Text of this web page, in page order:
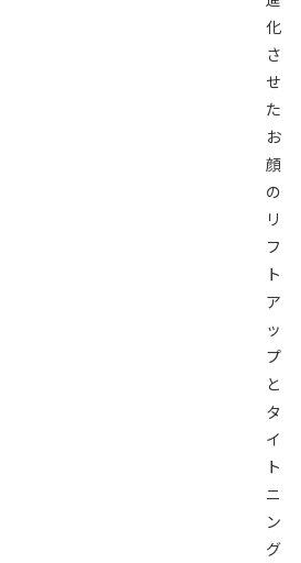
化
さ
せ
た
お
顔
の
リ
フ
ト
ア
ッ
プ
と
タ
イ
ト
ニ
ン
グ